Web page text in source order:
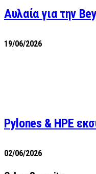
Αυλαία για την
19/06/2026
Pylones & HPE
02/06/2026